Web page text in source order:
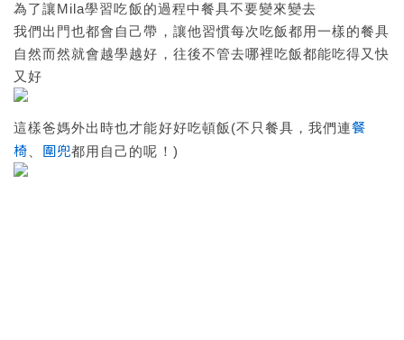
為了讓Mila學習吃飯的過程中餐具不要變來變去
我們出門也都會自己帶，讓他習慣每次吃飯都用一樣的餐具
自然而然就會越學越好，往後不管去哪裡吃飯都能吃得又快
又好
這樣爸媽外出時也才能好好吃頓飯(不只餐具，我們連餐
椅
圍兜都用自己的呢！)